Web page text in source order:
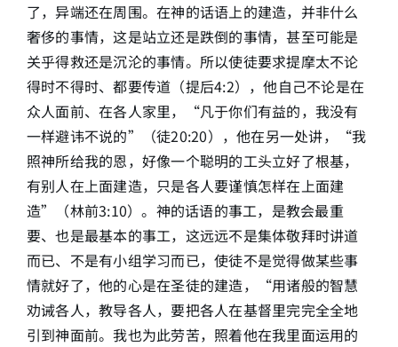
了，异端还在周围。在神的话语上的建造，并非什么
奢侈的事情，这是站立还是跌倒的事情，甚至可能是
关乎得救还是沉沦的事情。所以使徒要求提摩太不论
得时不得时、都要传道（提后4:2），他自己不论是在
众人面前、在各人家里，“凡于你们有益的，我没有
一样避讳不说的”（徒20:20），他在另一处讲，“我
照神所给我的恩，好像一个聪明的工头立好了根基，
有别人在上面建造，只是各人要谨慎怎样在上面建
造”（林前3:10）。神的话语的事工，是教会最重
要、也是最基本的事工，这远远不是集体敬拜时讲道
而已、不是有小组学习而已，使徒不是觉得做某些事
情就好了，他的心是在圣徒的建造，“用诸般的智慧
劝诫各人，教导各人，要把各人在基督里完完全全地
引到神面前。我也为此劳苦，照着他在我里面运用的